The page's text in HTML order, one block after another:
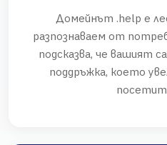
Домейнът .help е
разпознаваем от
подсказва, че вашият
поддръжка, което